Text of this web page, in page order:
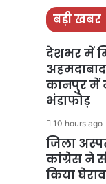
बड़ी खबर
देशभर में
कानपुर में
भंडाफोड़
10 hours ago
जिला
कांग्रेस ने
किया घेराव